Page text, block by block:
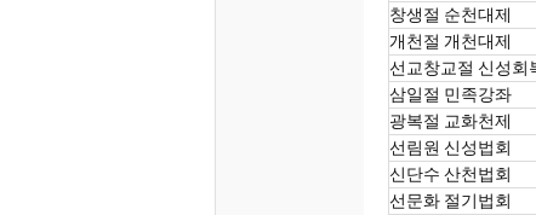
창생절 순천대제
개천절 개천대제
선교창교절 신성회
삼일절 민족강좌
광복절 교화천제
선림원 신성법회
신단수 산천법회
선문화 절기법회